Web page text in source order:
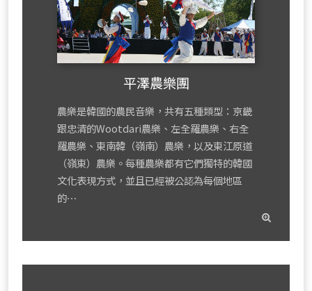
平澤農樂團
農樂是韓國的農民音樂，共有五種類型：京畿
跟忠清的Wootdari農樂、左全羅農樂、右全
羅農樂、東南韓（嶺南）農樂，以及東江原道
（嶺東）農樂。每種農樂都有它們獨特的韓國
文化表現方式，並且已經被公認為每個地區
的⋯